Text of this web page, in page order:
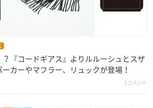
『コードギアス』よりルルーシュとスザ
カーやマフラー、リュックが登場！
2コメント